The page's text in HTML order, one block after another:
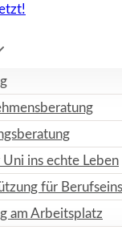
ins echte Leben
für
am Arbeitsplatz